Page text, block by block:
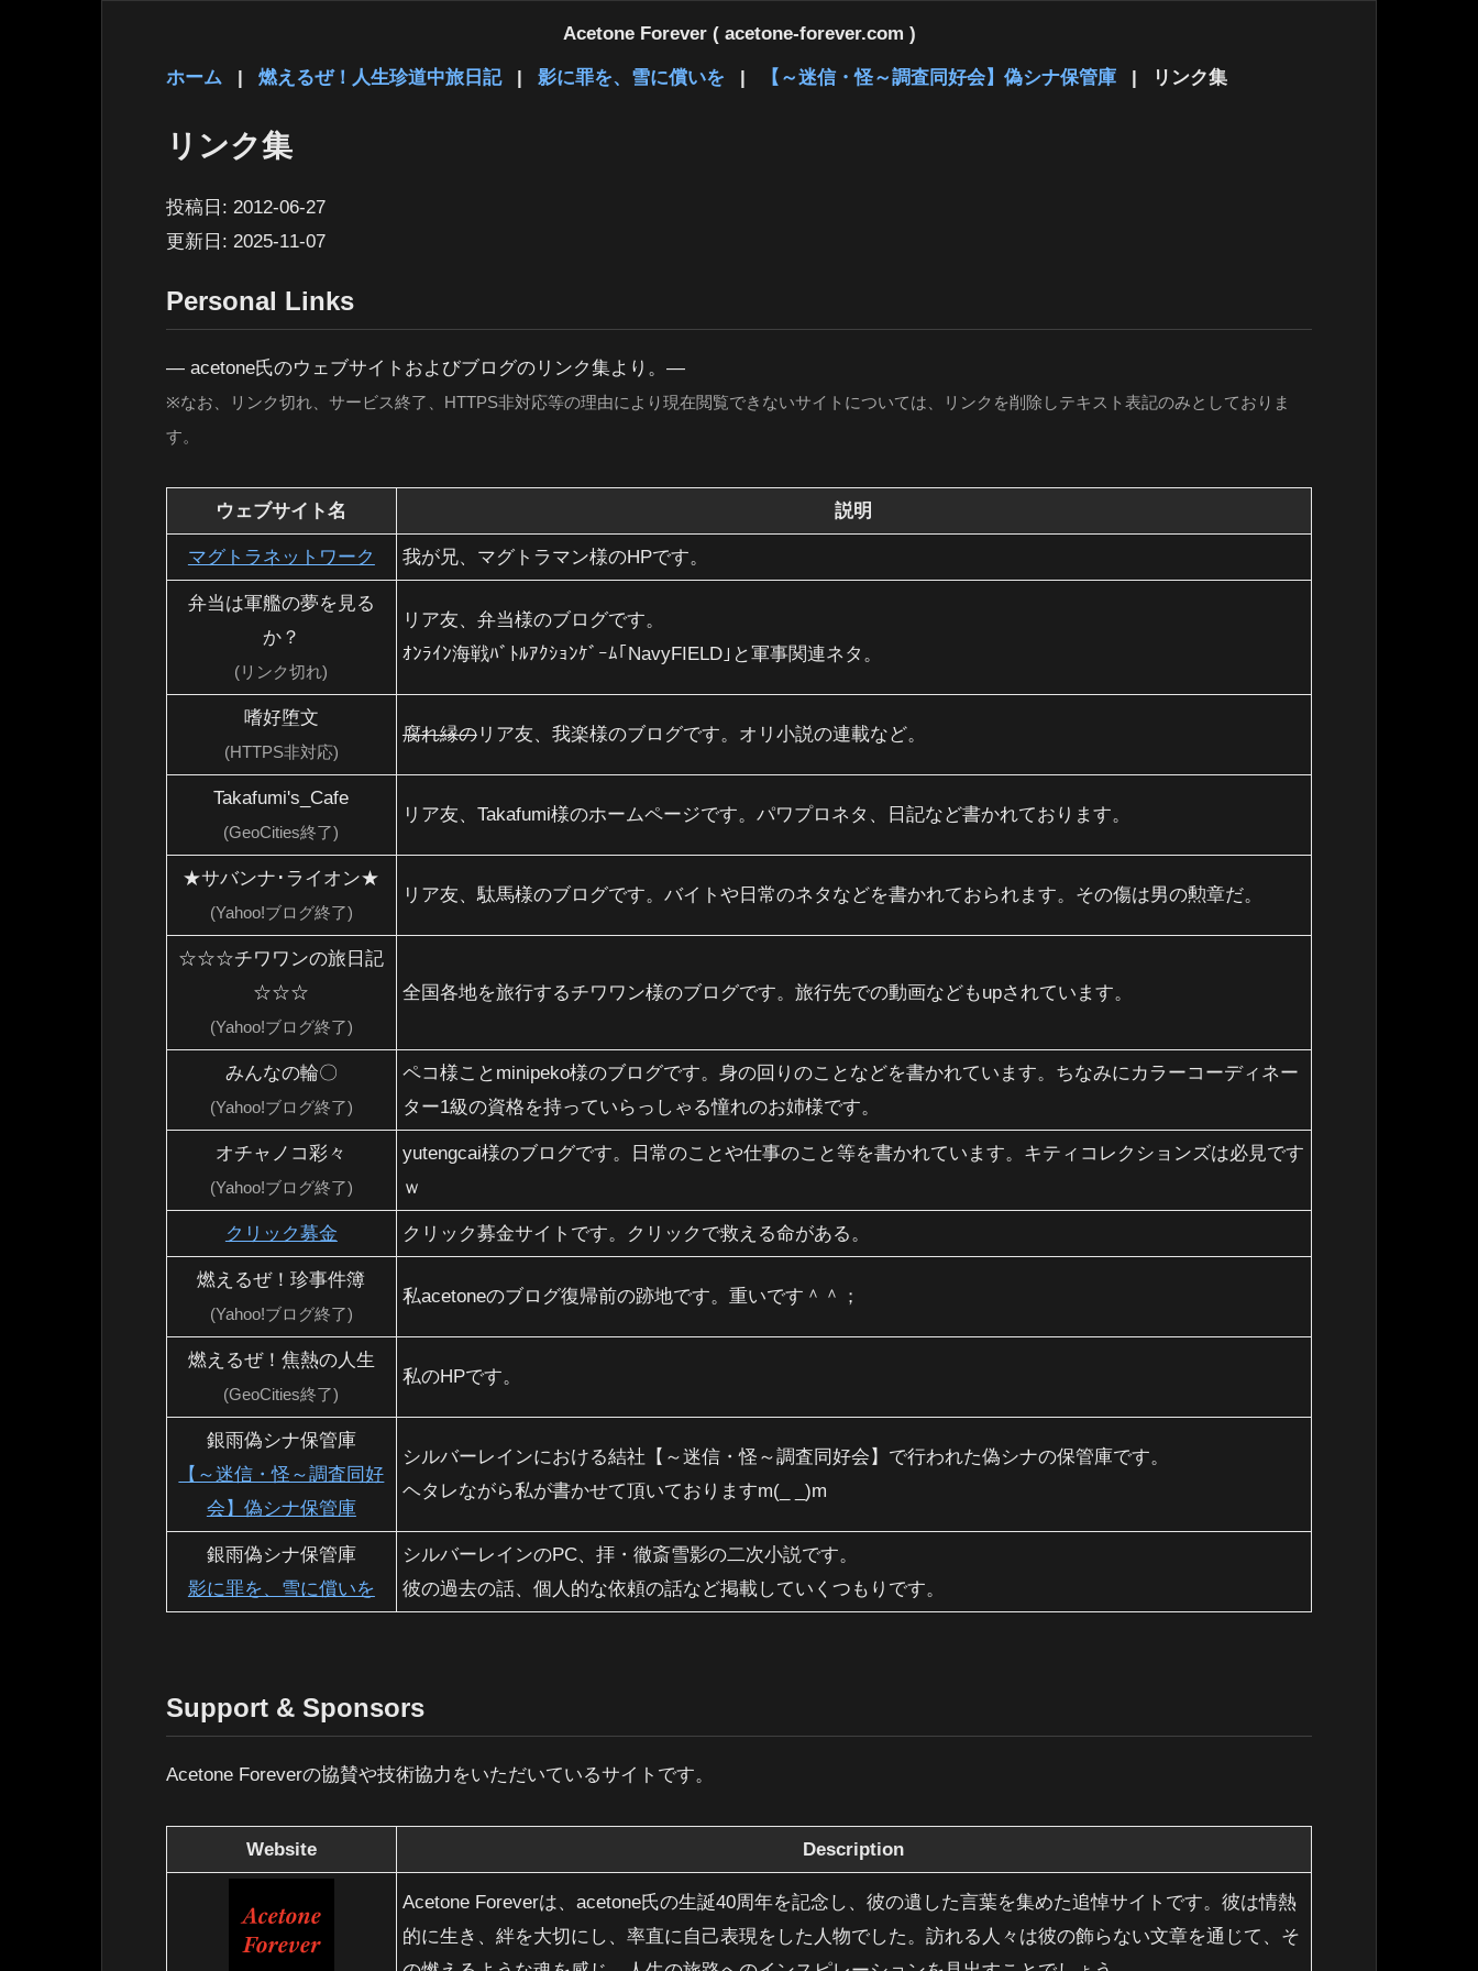
Acetone Forever ( acetone-forever.com )
ホーム | 燃えるぜ！人生珍道中旅日記 | 影に罪を、雪に償いを | 【～迷信・怪～調査同好会】偽シナ保管庫 | リンク集
リンク集
投稿日: 2012-06-27
更新日: 2025-11-07
Personal Links
― acetone氏のウェブサイトおよびブログのリンク集より。―
※なお、リンク切れ、サービス終了、HTTPS非対応等の理由により現在閲覧できないサイトについては、リンクを削除しテキスト表記のみとしておりま
す。
ウェブサイト名 説明
マグトラネットワーク 我が兄、マグトラマン様のHPです。
弁当は軍艦の夢を見る
か？
(リンク切れ)
リア友、弁当様のブログです。
ｵﾝﾗｲﾝ海戦ﾊﾞﾄﾙｱｸｼｮﾝｹﾞｰﾑ｢NavyFIELD｣と軍事関連ネタ。
嗜好堕文
(HTTPS非対応)
腐れ縁のリア友、我楽様のブログです。オリ小説の連載など。
Takafumi's_Cafe
(GeoCities終了)
リア友、Takafumi様のホームページです。パワプロネタ、日記など書かれております。
★サバンナ･ライオン★
(Yahoo!ブログ終了)
リア友、駄馬様のブログです。バイトや日常のネタなどを書かれておられます。その傷は男の勲章だ。
☆☆☆チワワンの旅日記
☆☆☆
(Yahoo!ブログ終了)
全国各地を旅行するチワワン様のブログです。旅行先での動画などもupされています。
みんなの輪〇
(Yahoo!ブログ終了)
ペコ様ことminipeko様のブログです。身の回りのことなどを書かれています。ちなみにカラーコーディネー
ター1級の資格を持っていらっしゃる憧れのお姉様です。
オチャノコ彩々
(Yahoo!ブログ終了)
yutengcai様のブログです。日常のことや仕事のこと等を書かれています。キティコレクションズは必見です
ｗ
クリック募金 クリック募金サイトです。クリックで救える命がある。
燃えるぜ！珍事件簿
(Yahoo!ブログ終了)
私acetoneのブログ復帰前の跡地です。重いです＾＾；
燃えるぜ！焦熱の人生
(GeoCities終了)
私のHPです。
銀雨偽シナ保管庫
【～迷信・怪～調査同好
会】偽シナ保管庫
シルバーレインにおける結社【～迷信・怪～調査同好会】で行われた偽シナの保管庫です。
ヘタレながら私が書かせて頂いておりますm(_ _)m
銀雨偽シナ保管庫
影に罪を、雪に償いを
シルバーレインのPC、拝・徹斎雪影の二次小説です。
彼の過去の話、個人的な依頼の話など掲載していくつもりです。
Support & Sponsors
Acetone Foreverの協賛や技術協力をいただいているサイトです。
Website Description
Acetone Foreverは、acetone氏の生誕40周年を記念し、彼の遺した言葉を集めた追悼サイトです。彼は情熱
的に生き、絆を大切にし、率直に自己表現をした人物でした。訪れる人々は彼の飾らない文章を通じて、そ